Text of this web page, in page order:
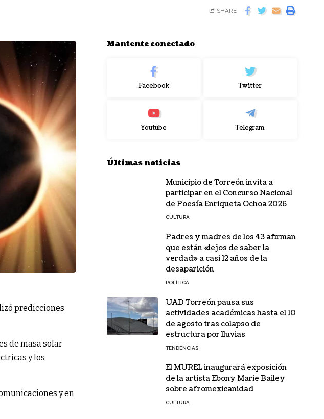
SHARE
predicciones
de masa solar
y los
y en
Mantente conectado
Facebook Twitter
Youtube Telegram
Últimas noticias
Municipio de Torreón invita a
participar en el Concurso Nacional
de Poesía Enriqueta Ochoa 2026
CULTURA
Padres y madres de los 43 afirman
que están «lejos de saber la
verdad» a casi 12 años de la
desaparición
POLÍTICA
UAD Torreón pausa sus
actividades académicas hasta el 10
de agosto tras colapso de
estructura por lluvias
TENDENCIAS
El MUREL inaugurará exposición
de la artista Ebony Marie Bailey
sobre afromexicanidad
CULTURA